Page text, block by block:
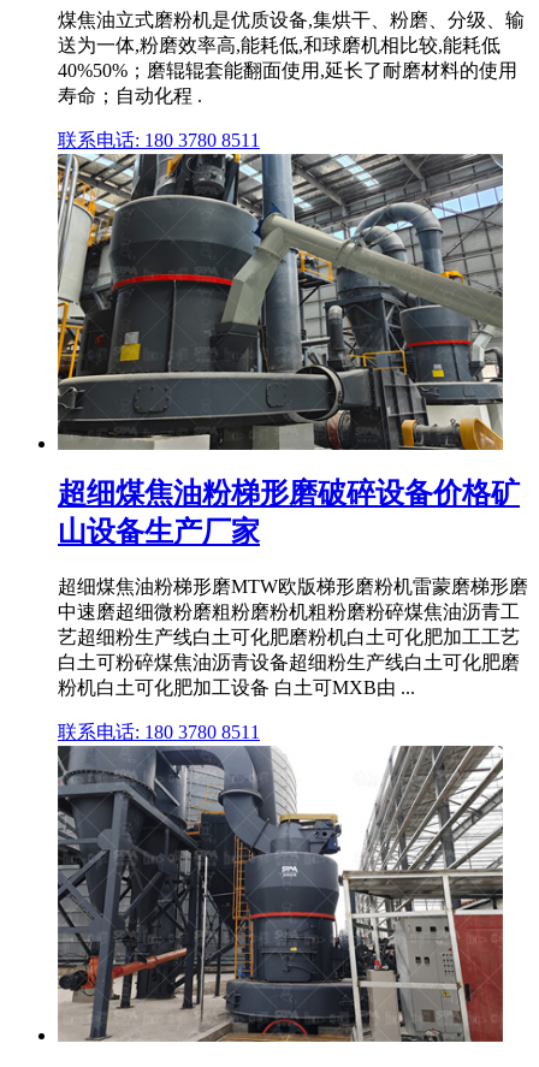
煤焦油立式磨粉机是优质设备,集烘干、粉磨、分级、输
送为一体,粉磨效率高,能耗低,和球磨机相比较,能耗低
40%50%；磨辊辊套能翻面使用,延长了耐磨材料的使用
寿命；自动化程 .
联系电话: 180 3780 8511
超细煤焦油粉梯形磨破碎设备价格矿
山设备生产厂家
超细煤焦油粉梯形磨MTW欧版梯形磨粉机雷蒙磨梯形磨
中速磨超细微粉磨粗粉磨粉机粗粉磨粉碎煤焦油沥青工
艺超细粉生产线白土可化肥磨粉机白土可化肥加工工艺
白土可粉碎煤焦油沥青设备超细粉生产线白土可化肥磨
粉机白土可化肥加工设备 白土可MXB由 ...
联系电话: 180 3780 8511